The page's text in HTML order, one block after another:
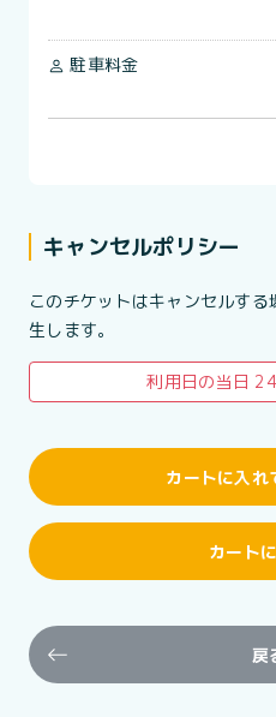
駐車料金
キャンセルポリシー
このチケットはキャンセルす
生します。
利用日の当日
カートに入れ
カート
戻